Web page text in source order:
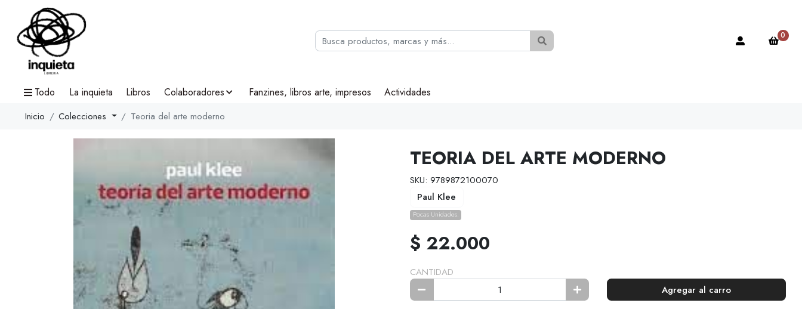
0
Todo La inquieta Libros Colaboradores Fanzines, libros arte, impresos Actividades
Inicio Colecciones Teoria del arte moderno
TEORIA DEL ARTE MODERNO
SKU: 9789872100070
Paul Klee
Pocas Unidades.
$ 22.000
CANTIDAD
Agregar al carro